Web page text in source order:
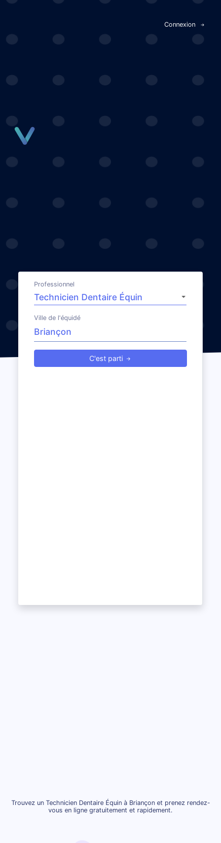
Connexion
Professionnel
Ville de l'équidé
C'est parti
Trouvez un Technicien Dentaire Équin à Briançon et prenez rendez-
vous en ligne gratuitement et rapidement.